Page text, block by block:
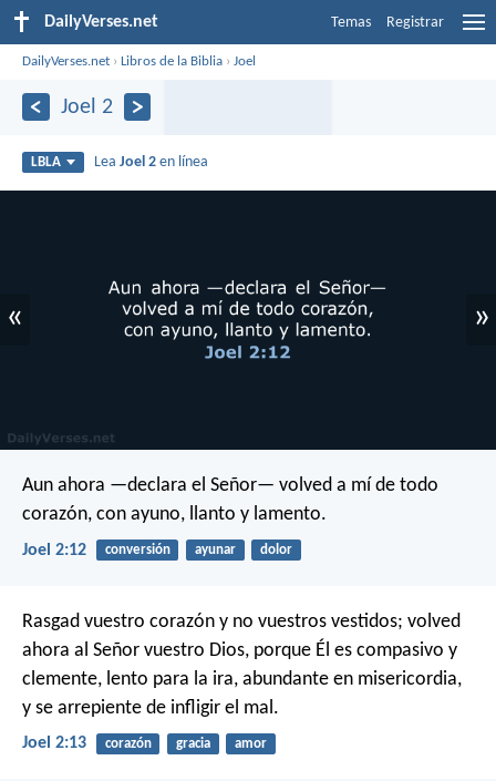
DailyVerses.net Temas Registrar
DailyVerses.net ›Libros de la Biblia ›Joel
Joel 2
LBLA LeaJoel 2 en línea
« »
Aun ahora —declara el Señor— volved a mí de todo
corazón, con ayuno, llanto y lamento.
Joel 2:12 conversión ayunar dolor
Rasgad vuestro corazón y no vuestros vestidos; volved
ahora al Señor vuestro Dios, porque Él es compasivo y
clemente, lento para la ira, abundante en misericordia,
y se arrepiente de infligir el mal.
Joel 2:13 corazón gracia amor